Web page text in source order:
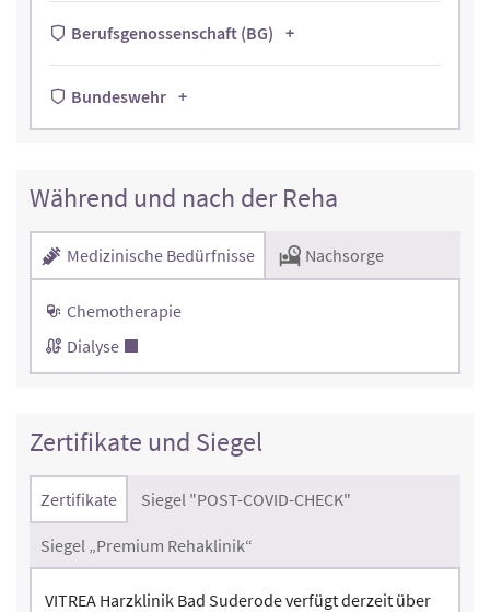
Berufsgenossenschaft (BG)
Bundeswehr
Während und nach der Reha
Medizinische Bedürfnisse Nachsorge
Chemotherapie
Dialyse
Zertifikate und Siegel
Zertifikate Siegel "POST-COVID-CHECK"
Siegel „Premium Rehaklinik“
VITREA Harzklinik Bad Suderode verfügt derzeit über